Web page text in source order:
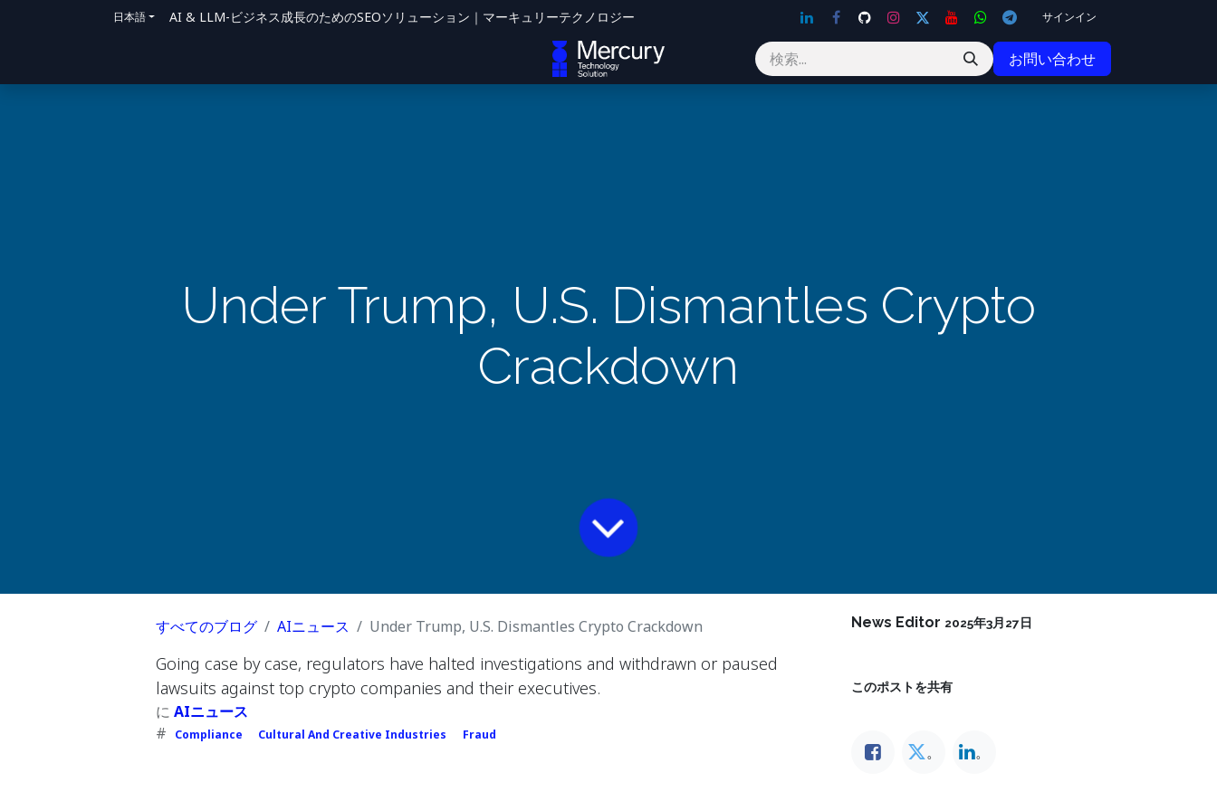
日本語 AI & LLM-ビジネス成長のためのSEOソリューション｜マーキュリーテクノロジー サインイン
お問い合わせ お問い合わせ
Under Trump, U.S. Dismantles Crypto
Crackdown
すべてのブログ AIニュース Under Trump, U.S. Dismantles Crypto Crackdown
Going case by case, regulators have halted investigations and withdrawn or paused
lawsuits against top crypto companies and their executives.
に AIニュース
#
Compliance Cultural And Creative Industries Fraud
News Editor 2025年3月27日
このポストを共有
。 。